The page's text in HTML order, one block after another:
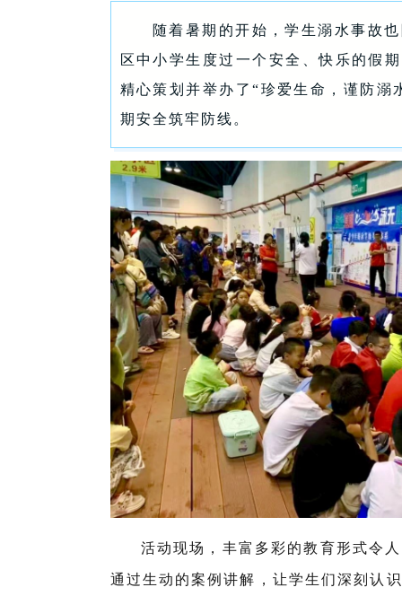
随着暑期的开始，学生溺水事故
区中小学生度过一个安全、快乐的假
精心策划并举办了“珍爱生命，谨防溺
期安全筑牢防线。
活动现场，丰富多彩的教育形式令
通过生动的案例讲解，让学生们深刻认